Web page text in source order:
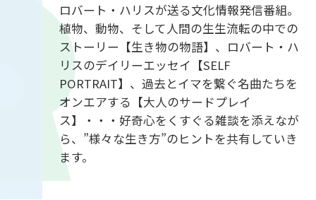
ロバート・ハリスが送る文化情報発信番組。
植物、動物、そして人間の生生流転の中での
ストーリー【生き物の物語】、ロバート・ハ
リスのデイリーエッセイ【SELF
PORTRAIT】、過去とイマを繋ぐ名曲たちを
オンエアする【大人のサードプレイ
ス】・・・好奇心をくすぐる雑談を添えなが
ら、”様々な生き方”のヒントを共有していき
ます。